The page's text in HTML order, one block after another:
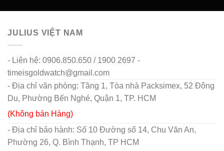
JULIUS VIỆT NAM
- Liên hệ: 0906.850.650 / 1900 2697 -
timeisgoldwatch@gmail.com
- Địa chỉ văn phòng: Tầng 1, Tòa nhà Packsimex, 52 Đông
Du, Phường Bến Nghé, Quận 1, TP. HCM
(Không bán Hàng)
- Địa chỉ bảo hành: Số 10 Đường số 14, Chu Văn An,
Phường 26, Q. Bình Thạnh, TP HCM